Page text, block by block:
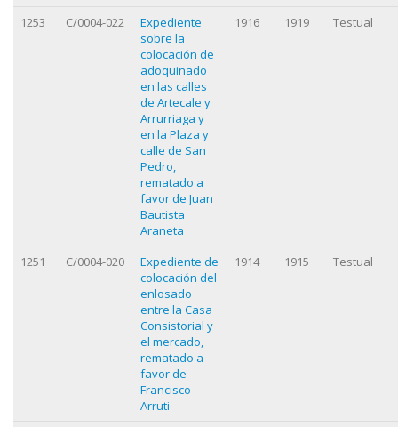
1253 C/0004-022
Expediente
sobre la
colocación de
adoquinado
en las calles
de Artecale y
Arrurriaga y
en la Plaza y
calle de San
Pedro,
rematado a
favor de Juan
Bautista
Araneta
1916 1919 Testual
1251 C/0004-020
Expediente de
colocación del
enlosado
entre la Casa
Consistorial y
el mercado,
rematado a
favor de
Francisco
Arruti
1914 1915 Testual